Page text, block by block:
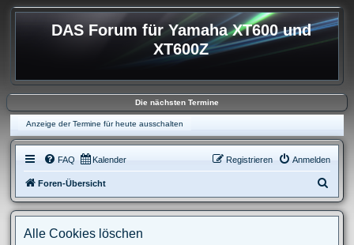
DAS Forum für Yamaha XT600 und
XT600Z
Die nächsten Termine
Anzeige der Termine für heute ausschalten
FAQ Kalender Anmelden
Registrieren
Foren-Übersicht
u
Alle Cookies löschen